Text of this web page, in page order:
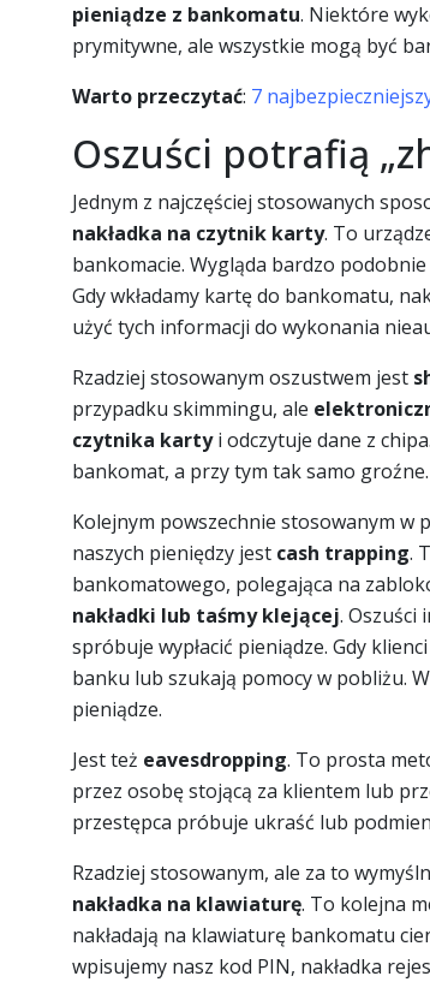
pieniądze z bankomatu. Niektóre
prymitywne, ale wszystkie mogą być
Warto przeczytać: 7
Oszuści potrafią
Jednym z najczęściej stosowanych
nakładka na czytnik karty. To
bankomacie. Wygląda bardzo
Gdy wkładamy kartę do bankomatu,
użyć tych informacji do wykonania
Rzadziej stosowanym oszustwem jest
przypadku skimmingu, ale
czytnika kartyi odczytuje dane z
bankomat, a przy tym tak samo groźne.
Kolejnym powszechnie stosowanym
naszych pieniędzy jest cash trapping.
bankomatowego, polegająca na
nakładki lub taśmy klejącej. Oszuści
spróbuje wypłacić pieniądze. Gdy
banku lub szukają pomocy w pobliżu.
pieniądze.
Jest też eavesdropping. To prosta
przez osobę stojącą za klientem lub
przestępca próbuje ukraść lub
Rzadziej stosowanym, ale za to
nakładka na klawiaturę. To kolejna
nakładają na klawiaturę bankomatu
wpisujemy nasz kod PIN, nakładka